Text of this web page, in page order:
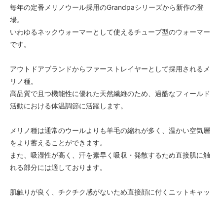
毎年の定番メリノウール採用のGrandpaシリーズから新作の登
場。
いわゆるネックウォーマーとして使えるチューブ型のウォーマー
です。
アウトドアブランドからファーストレイヤーとして採用されるメ
リノ種。
高品質で且つ機能性に優れた天然繊維のため、過酷なフィールド
活動における体温調節に活躍します。
メリノ種は通常のウールよりも羊毛の縮れが多く、温かい空気層
をより蓄えることができます。
また、吸湿性が高く、汗を素早く吸収・発散するため直接肌に触
れる部分には適しております。
肌触りが良く、チクチク感がないため直接顔に付くニットキャッ